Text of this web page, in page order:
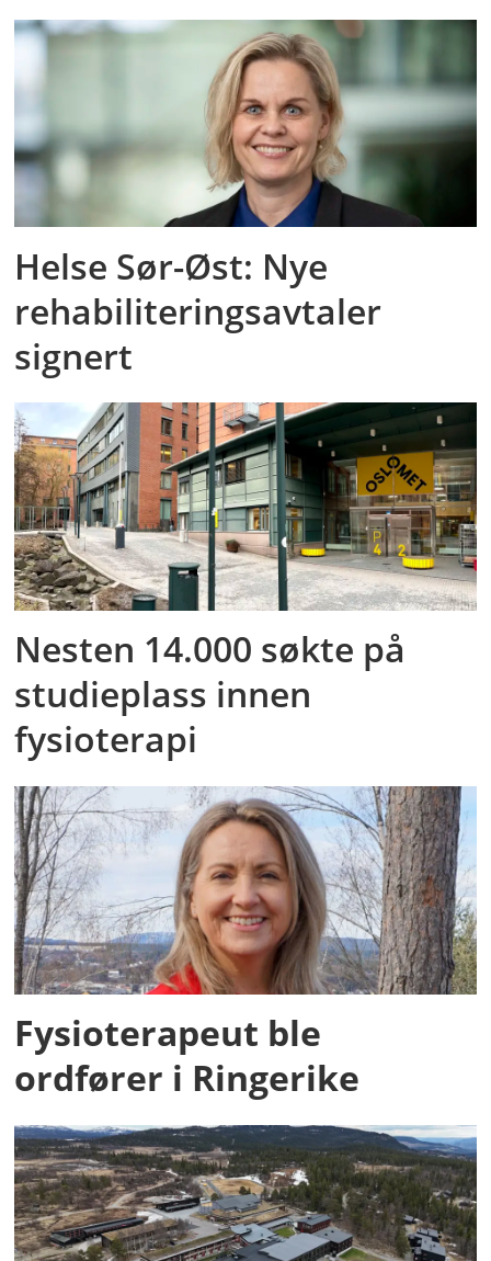
Helse Sør-Øst: Nye
rehabiliteringsavtaler
signert
Nesten 14.000 søkte på
studieplass innen
fysioterapi
Fysioterapeut ble
ordfører i Ringerike